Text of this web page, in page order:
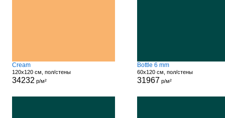
Cream
120x120 см, пол/стены
34232 р/м²
Bottle 6 mm
60x120 см, пол/стены
31967 р/м²